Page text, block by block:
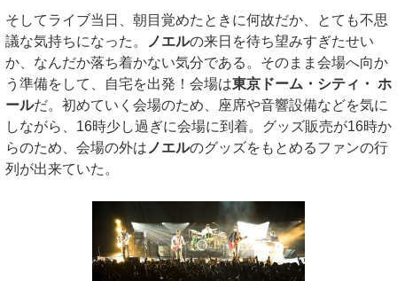
そしてライブ当日、朝目覚めたときに何故だか、とても不思
議な気持ちになった。
ノエルの来日を待ち望みすぎたせい
か、なんだか落ち着かない気分である。そのまま会場へ向か
う準備をして、自宅を出発！会場は東京ドーム・シティ・ ホ
ールだ。初めていく会場のため、座席や音響設備などを気に
しながら、16時少し過ぎに会場に到着。グッズ販売が16時か
らのため、会場の外は ノエルのグッズをもとめるファンの行
列が出来ていた。